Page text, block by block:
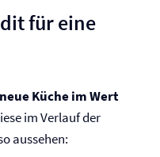
für eine
neue Küche im Wert
im Verlauf der
aussehen: